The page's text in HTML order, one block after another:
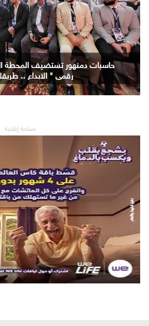
حاسبات دمنهور تستضيف المحطة
رقمي " الابداع ..
مساحة إعلانية